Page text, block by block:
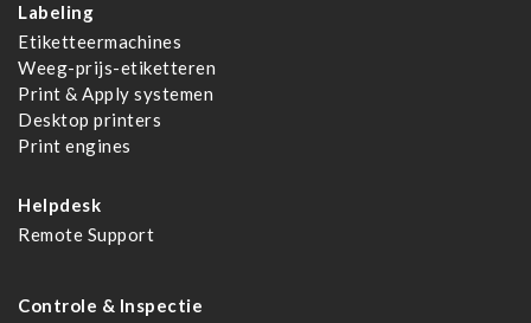
Labeling
Etiketteermachines
Weeg-prijs-etiketteren
Print & Apply systemen
Desktop printers
Print engines
Helpdesk
Remote Support
Controle & Inspectie